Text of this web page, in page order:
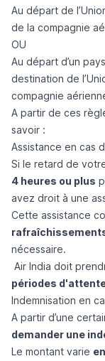
Au départ de
de la compagnie
OU
Au départ d’un
destination de
compagnie
A partir de ces
savoir :
Assistance en cas
Si le retard de
4 heures ou plus
avez droit à une
Cette assistance
nécessaire.
Air India doit
périodes
Indemnisation en
A partir d’une
demander une
Le montant varie